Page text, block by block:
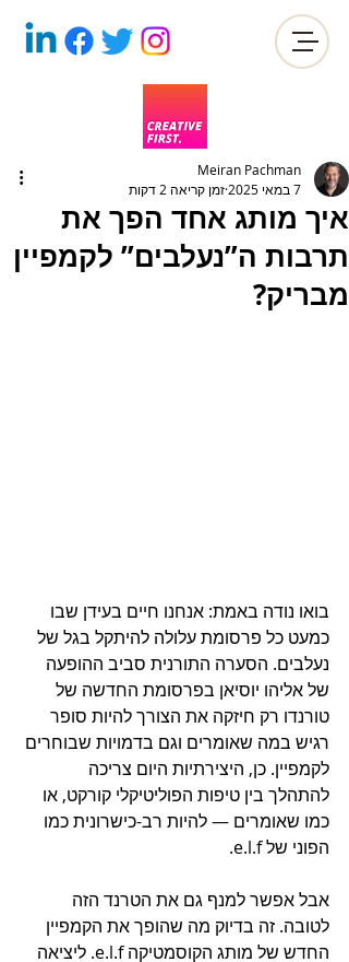
איך מותג אחד הפך את
תרבות ה”נעלבים” לקמפיין
מבריק?
Meiran Pachman
7 במאי 2025
זמן קריאה 2 דקות
בואו נודה באמת: אנחנו חיים בעידן שבו
כמעט כל פרסומת עלולה להיתקל בגל של
נעלבים. הסערה התורנית סביב ההופעה
של אליהו יוסיאן בפרסומת החדשה של
טורנדו רק חיזקה את הצורך להיות סופר
רגיש במה שאומרים וגם בדמויות שבוחרים
לקמפיין. כן, היצירתיות היום צריכה
להתהלך בין טיפות הפוליטיקלי קורקט, או
כמו שאומרים — להיות רב-כישרונית כמו
הפוני של e.l.f.
אבל אפשר למנף גם את הטרנד הזה
לטובה. זה בדיוק מה שהופך את הקמפיין
החדש של מותג הקוסמטיקה e.l.f. ליציאה